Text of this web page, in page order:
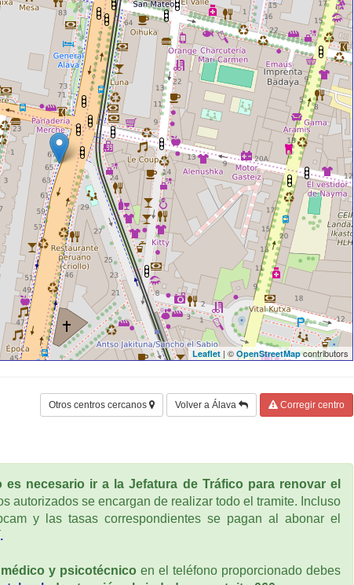
Leaflet | © OpenStreetMapcontributors
Otros centros cercanos Volver a Álava Corregir centro
es necesario ir a la Jefatura de Tráfico para renovar el
autorizados se encargan de realizar todo el tramite. Incluso
y las tasas correspondientes se pagan al abonar el
y psicotécnico en el teléfono proporcionado debes